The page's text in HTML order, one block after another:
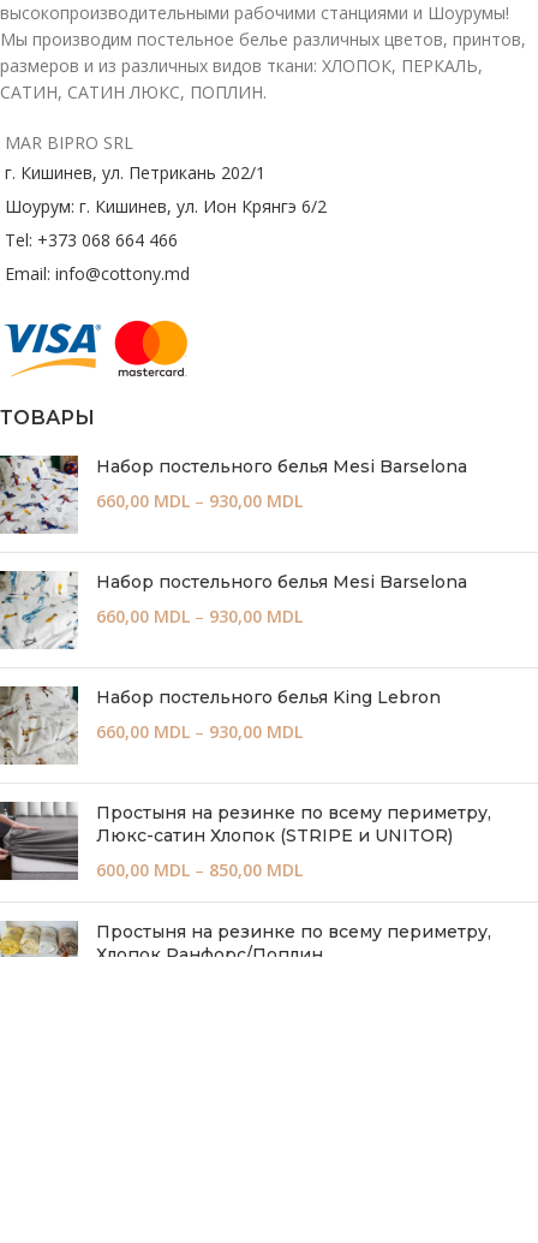
высокопроизводительными рабочими станциями и Шоурумы!
Мы производим постельное белье различных цветов, принтов,
размеров и из различных видов ткани: ХЛОПОК, ПЕРКАЛЬ,
САТИН, САТИН ЛЮКС, ПОПЛИН.
MAR BIPRO SRL
г. Кишинев, ул. Петрикань 202/1
Шоурум: г. Кишинев, ул. Ион Крянгэ 6/2
Tel: +373 068 664 466
Email: info@cottony.md
ТОВАРЫ
Набор постельного белья Mesi Barselona
660,00 MDL – 930,00 MDL
Набор постельного белья Mesi Barselona
660,00 MDL – 930,00 MDL
Набор постельного белья King Lebron
660,00 MDL – 930,00 MDL
Простыня на резинке по всему периметру,
Люкс-сатин Хлопок (STRIPE и UNITOR)
600,00 MDL – 850,00 MDL
Простыня на резинке по всему периметру,
Хлопок Ранфорс/Поплин